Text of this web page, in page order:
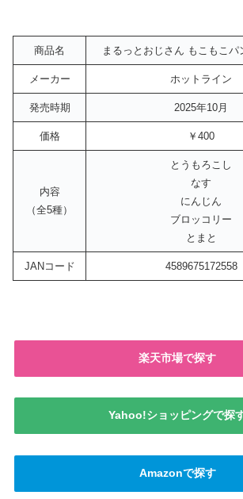
商品名 まるっとおじさん もこもこ
メーカー ホットライン
発売時期 2025年10月
価格 ￥400
内容
（全5種）
とうもろこし
なす
にんじん
ブロッコリー
とまと
JANコード 4589675172558
楽天市場で探す
Yahoo!ショッピングで探
Amazonで探す